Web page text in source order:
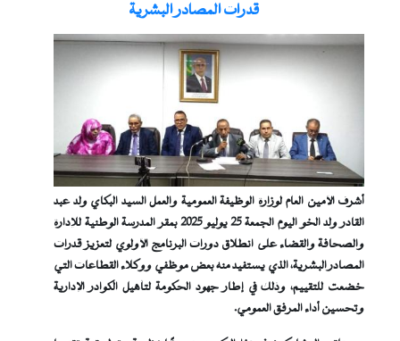
قدرات المصادر البشرية
أشرف الأمين العام لوزارة الوظيفة العمومية والعمل السيد البكاي ولد عبد
القادر ولد الخو
اليوم الجمعة 25 يوليو 2025 بمقر المدرسة الوطنية للإدارة
والصحافة والقضاء على انطلاق دورات البرنامج الأولوي لتعزيز قدرات
المصادر البشرية،الذي يستفيد منه بعض موظفي ووكلاء القطاعات التي
خضعت للتقييم، وذلك في إطار جهود الحكومة لتأهيل الكوادر الإدارية
وتحسين أداء المرفق العمومي.